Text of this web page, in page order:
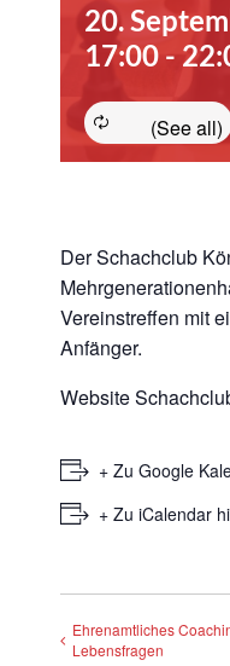
20.
17:00 -
Der Schachclub
Vereinstreffen mit
Anfänger.
Website
+ Zu Google
+ Zu iCalendar
Ehrenamtliches
Lebensfragen